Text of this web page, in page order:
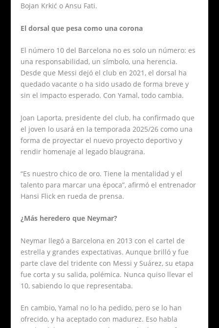
Bojan Krkić o Ansu Fati.
El dorsal que pesa como una corona
El número 10 del Barcelona no es solo un número: es
una responsabilidad, un símbolo, una herencia.
Desde que Messi dejó el club en 2021, el dorsal ha
quedado vacante o ha sido usado de forma breve y
sin el impacto esperado. Con Yamal, todo cambia.
Joan Laporta, presidente del club, ha confirmado que
el joven lo usará en la temporada 2025/26 como una
forma de proyectar el nuevo proyecto deportivo y
rendir homenaje al legado blaugrana.
“Es nuestro chico de oro. Tiene la mentalidad y el
talento para marcar una época”, afirmó el entrenador
Hansi Flick en rueda de prensa.
¿Más heredero que Neymar?
Neymar llegó a Barcelona en 2013 con el cartel de
estrella y grandes expectativas. Aunque brilló y fue
parte clave del tridente con Messi y Suárez, su etapa
fue corta y su salida, polémica. Nunca quiso llevar el
10, sabiendo lo que representaba.
En cambio, Yamal no lo ha pedido, pero se lo han
ofrecido, y ha aceptado con madurez. Eso habla